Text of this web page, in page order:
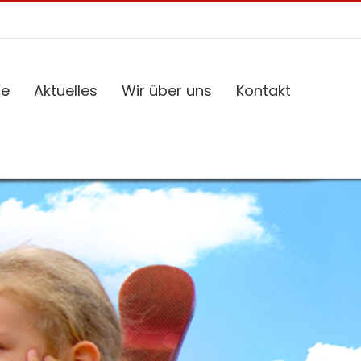
Aktuelles Wir über uns Kontakt